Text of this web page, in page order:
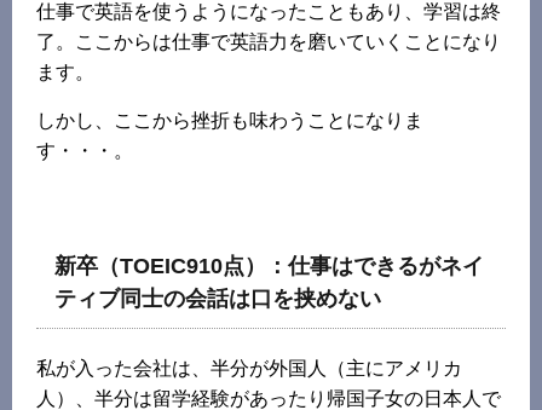
仕事で英語を使うようになったこともあり、学習は終
了。ここからは仕事で英語力を磨いていくことになり
ます。
しかし、ここから挫折も味わうことになりま
す・・・。
新卒（TOEIC910点）：仕事はできるがネイ
ティブ同士の会話は口を挟めない
私が入った会社は、半分が外国人（主にアメリカ
人）、半分は留学経験があったり帰国子女の日本人で